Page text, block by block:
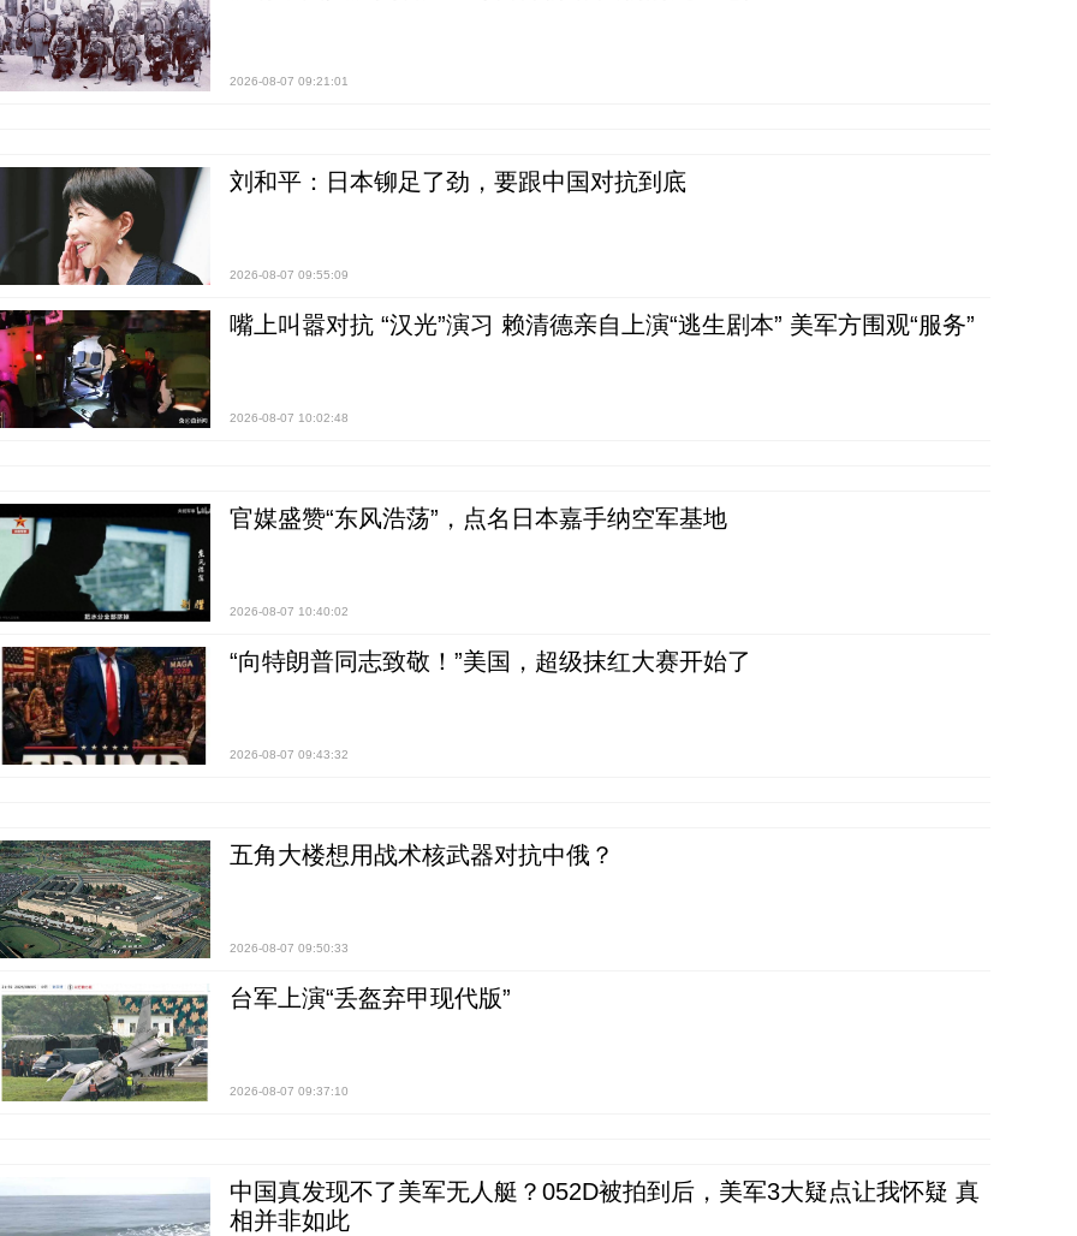
2026-08-07 09:21:01
刘和平：日本铆足了劲，要跟中国对抗到底
2026-08-07 09:55:09
嘴上叫嚣对抗 “汉光”演习 赖清德亲自上演“逃生剧本” 美军方围观“服务”
2026-08-07 10:02:48
官媒盛赞“东风浩荡”，点名日本嘉手纳空军基地
2026-08-07 10:40:02
“向特朗普同志致敬！”美国，超级抹红大赛开始了
2026-08-07 09:43:32
五角大楼想用战术核武器对抗中俄？
2026-08-07 09:50:33
台军上演“丢盔弃甲现代版”
2026-08-07 09:37:10
中国真发现不了美军无人艇？052D被拍到后，美军3大疑点让我怀疑 真
相并非如此